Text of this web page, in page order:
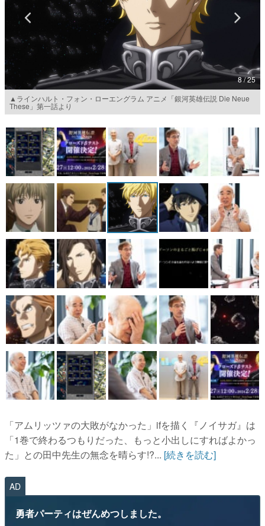
アプリレビュー
その他
電ファミニコゲーマーとは？
運営：株式会社マレ
8 / 25
▲ラインハルト・フォン・ローエングラム アニメ「銀河英雄伝説 Die Neue
These」第一話より
「アムリッツァの大敗がなかった」ifを描く『ノイサガ』は
「1巻で終わるつもりだった、もっと小出しにすればよかっ
た」との田中先生の無念を晴らす!?... [続きを読む]
AD
勇者パーティはぜんめつしました。